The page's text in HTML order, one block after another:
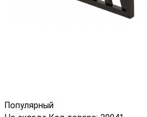
Популярный